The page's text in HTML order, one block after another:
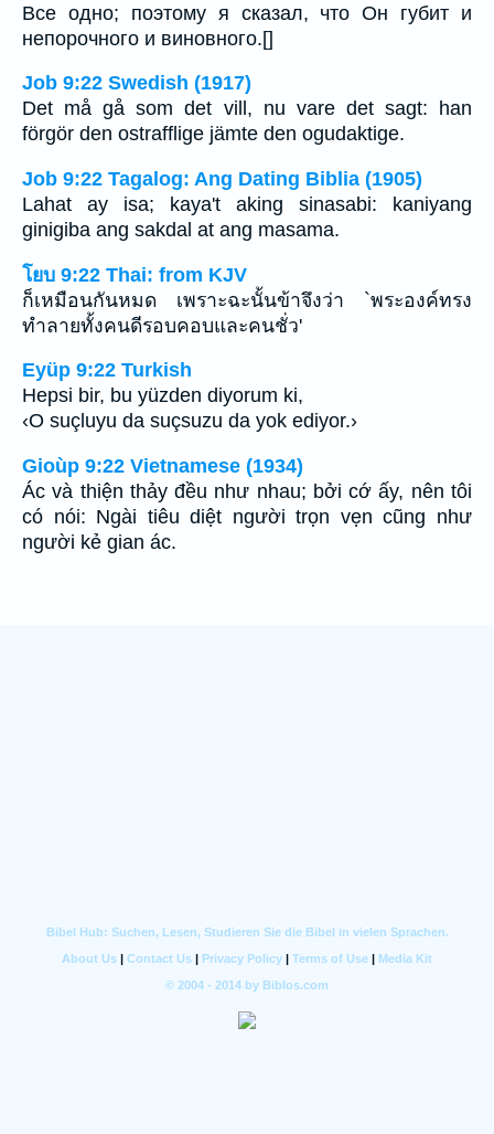
Все одно; поэтому я сказал, что Он губит и
непорочного и виновного.[]
Job 9:22 Swedish (1917)
Det må gå som det vill, nu vare det sagt: han
förgör den ostrafflige jämte den ogudaktige.
Job 9:22 Tagalog: Ang Dating Biblia (1905)
Lahat ay isa; kaya't aking sinasabi: kaniyang
ginigiba ang sakdal at ang masama.
โยบ 9:22 Thai: from KJV
ก็เหมือนกันหมด เพราะฉะนั้นข้าจึงว่า `พระองค์ทรง
ทำลายทั้งคนดีรอบคอบและคนชั่ว'
Eyüp 9:22 Turkish
Hepsi bir, bu yüzden diyorum ki,
‹O suçluyu da suçsuzu da yok ediyor.›
Gioùp 9:22 Vietnamese (1934)
Ác và thiện thảy đều như nhau; bởi cớ ấy, nên tôi
có nói: Ngài tiêu diệt người trọn vẹn cũng như
người kẻ gian ác.